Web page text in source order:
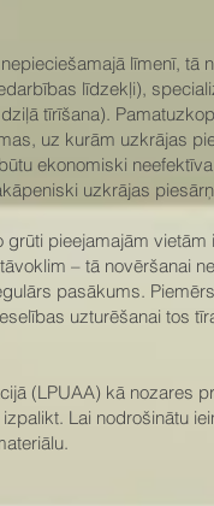
līmenī, tā
līdzekļi),
tīrīšana).
uz kurām uzkrājas
ekonomiski
uzkrājas
pieejamajām
– tā novēršanai
pasākums.
uzturēšanai tos
(LPUAA) kā nozares
Lai nodrošinātu